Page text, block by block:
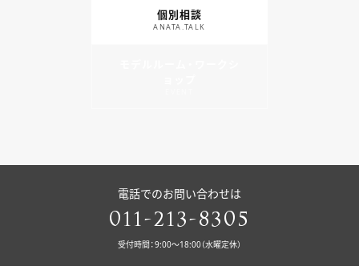
個別相談
ANATA.TALK
電話でのお問い合わせは
011-213-8305
受付時間：9:00〜18:00（水曜定休）